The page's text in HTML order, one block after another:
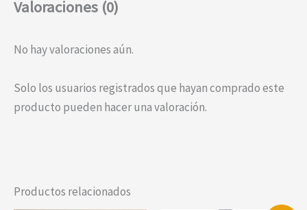
Valoraciones (0)
No hay valoraciones aún.
Solo los usuarios registrados que hayan comprado este
producto pueden hacer una valoración.
Productos relacionados